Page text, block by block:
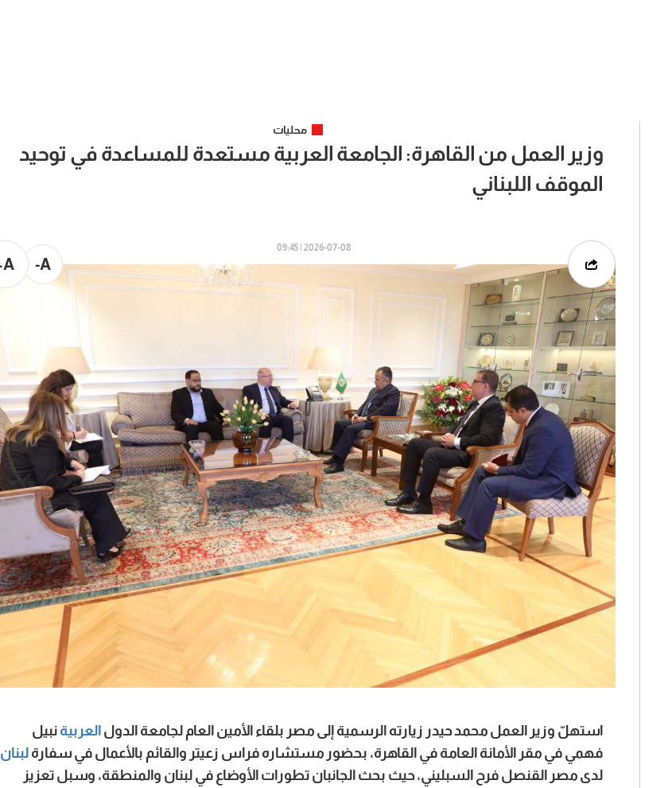
محليات
وزير العمل من القاهرة: الجامعة العربية مستعدة للمساعدة في توحيد
الموقف اللبناني
2026-07-08 | 09:45
A-
A+
استهلّ وزير العمل محمد حيدر زيارته الرسمية إلى مصر بلقاء الأمين العام لجامعة الدول العربية نبيل
فهمي في مقر الأمانة العامة في القاهرة، بحضور مستشاره فراس زعيتر والقائم بالأعمال في سفارة لبنان
لدى مصر القنصل فرح السبليني، حيث بحث الجانبان تطورات الأوضاع في لبنان والمنطقة، وسبل تعزيز